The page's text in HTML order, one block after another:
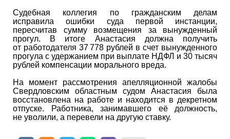
Судебная коллегия по гражданским делам
исправила ошибки суда первой инстанции,
пересчитав сумму возмещения за вынужденный
прогул. В итоге Анастасия должна получить
от работодателя 37 778 рублей в счет вынужденного
прогула с удержанием при выплате НДФЛ и 30 тысяч
рублей компенсации морального вреда.
На момент рассмотрения апелляционной жалобы
Свердловским областным судом Анастасия была
восстановлена на работе и находится в декретном
отпуске. Работника, занимавшего её должность,
не уволили, а перевели на другую ставку.